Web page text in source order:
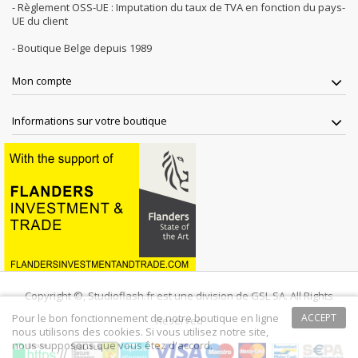
- Règlement OSS-UE : Imputation du taux de TVA en fonction du pays-
UE du client
- Boutique Belge depuis 1989
Mon compte
Informations sur votre boutique
Copyright ©, Studioflash.fr est une division de GSL SA. All Rights
Reserved
ACCEPT
Pour le bon fonctionnement de notre boutique en ligne
nous utilisons des cookies. Si vous utilisez notre site,
nous supposons que vous êtez d'accord.